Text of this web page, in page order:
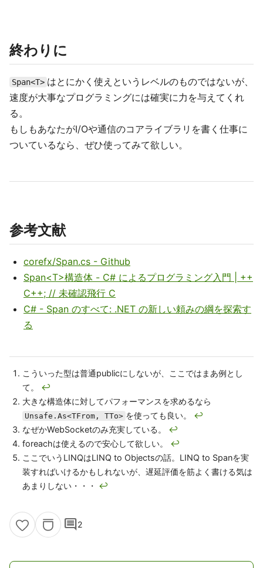
終わりに
Span<T> はとにかく使えというレベルのものではないが、
速度が大事なプログラミングには確実に力を与えてくれ
る。
もしもあなたがI/Oや通信のコアライブラリを書く仕事に
ついているなら、ぜひ使ってみて欲しい。
参考文献
corefx/Span.cs - Github
Span<T>構造体 - C# によるプログラミング入門 | ++
C++; // 未確認飛行 C
C# - Span のすべて: .NET の新しい頼みの綱を探索す
る
こういった型は普通publicにしないが、ここではまあ例とし
て。 ↩
大きな構造体に対してパフォーマンスを求めるなら
Unsafe.As<TFrom, TTo> を使っても良い。 ↩
なぜかWebSocketのみ充実している。 ↩
foreachは使えるので安心して欲しい。 ↩
ここでいうLINQはLINQ to Objectsの話。LINQ to Spanを実
装すればいけるかもしれないが、遅延評価を筋よく書ける気は
あまりしない・・・ ↩
comment2